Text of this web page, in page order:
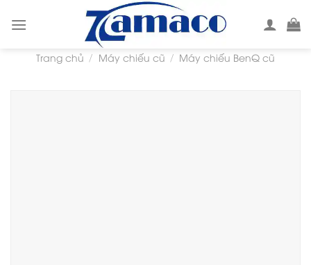
Trang chủ / Máy chiếu cũ / Máy chiếu BenQ cũ